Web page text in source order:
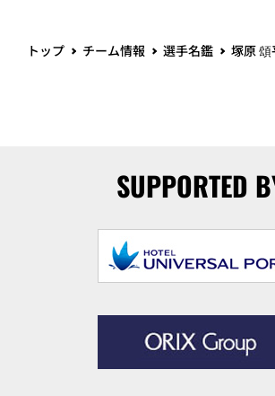
トップ チーム情報 選手名鑑 塚原 頌
SUPPORTED